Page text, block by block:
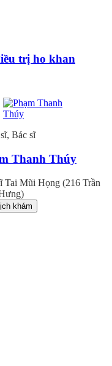
trị ho khan
Bác sĩ
Thanh Thúy
Tai Mũi Họng (216 Trần
khám